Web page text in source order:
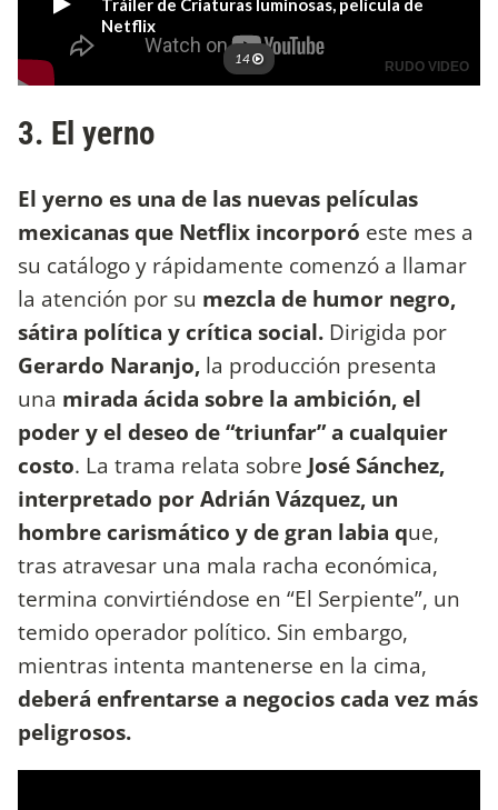
3. El yerno
El yerno es una de las nuevas películas
mexicanas que Netflix incorporó este mes a
su catálogo y rápidamente comenzó a llamar
la atención por su mezcla de humor negro,
sátira política y crítica social. Dirigida por
Gerardo Naranjo, la producción presenta
una mirada ácida sobre la ambición, el
poder y el deseo de “triunfar” a cualquier
costo. La trama relata sobre José Sánchez,
interpretado por Adrián Vázquez, un
hombre carismático y de gran labia que,
tras atravesar una mala racha económica,
termina convirtiéndose en “El Serpiente”, un
temido operador político. Sin embargo,
mientras intenta mantenerse en la cima,
deberá enfrentarse a negocios cada vez más
peligrosos.